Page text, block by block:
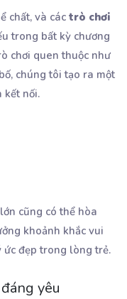
chất, và các trò chơi
trong bất kỳ chương
chơi quen thuộc như
chúng tôi tạo ra một
kết nối.
cũng có thể hòa
khoảnh khắc vui
ức đẹp trong lòng trẻ.
yêu